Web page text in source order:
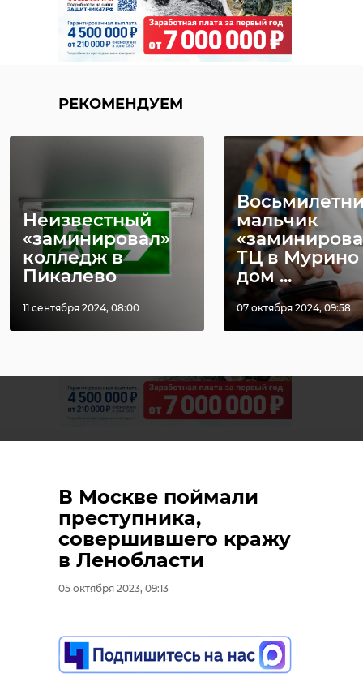
РЕКОМЕНДУЕМ
Неизвестный
«заминировал»
колледж в
Пикалево
11 сентября 2024, 08:00
мальчик
ТЦ в Мурино
дом ...
07 октября 2024, 09:58
В Москве поймали
преступника,
совершившего кражу
в Ленобласти
05 октября 2023, 09:13
Фото: рixabay.com
огнестрельное ранение
Поделиться статьей: